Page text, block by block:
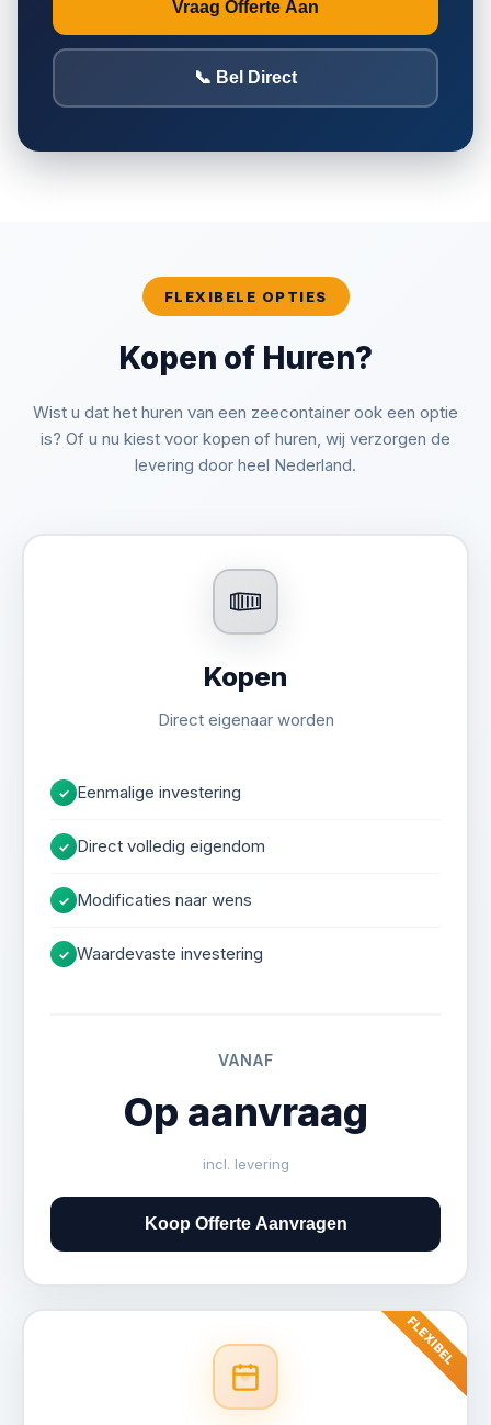
Vraag Offerte Aan
📞 Bel Direct
FLEXIBELE OPTIES
Kopen of Huren?
Wist u dat het huren van een zeecontainer ook een optie
is? Of u nu kiest voor kopen of huren, wij verzorgen de
levering door heel Nederland.
Kopen
Direct eigenaar worden
✓ Eenmalige investering
✓ Direct volledig eigendom
✓ Modificaties naar wens
✓ Waardevaste investering
VANAF
Op aanvraag
incl. levering
Koop Offerte Aanvragen
FLEXIBEL